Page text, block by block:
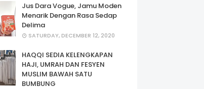
Jus Dara Vogue, Jamu Moden
Menarik Dengan Rasa Sedap
Delima
SATURDAY, DECEMBER 12, 2020
HAQQI SEDIA KELENGKAPAN
HAJI, UMRAH DAN FESYEN
MUSLIM BAWAH SATU
BUMBUNG